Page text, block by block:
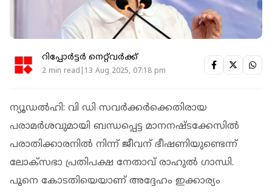
റിപ്പോർട്ടർ നെറ്റ്‌വര്‍ക്ക്‌
2 min read|13 Aug 2025, 07:18 pm
ന്യൂഡല്‍ഹി: വി ഡി സവര്‍ക്കര്‍ക്കെതിരായ
പരാമര്‍ശവുമായി ബന്ധപ്പെട്ട മാനനഷ്ടക്കേസില്‍
പരാതിക്കാരനില്‍ നിന്ന് ജീവന് ഭീഷണിയുണ്ടെന്ന്
ലോക്‌സഭാ പ്രതിപക്ഷ നേതാവ് രാഹുല്‍ ഗാന്ധി.
പൂനെ കോടതിയെയാണ് അദ്ദേഹം ഇക്കാര്യം